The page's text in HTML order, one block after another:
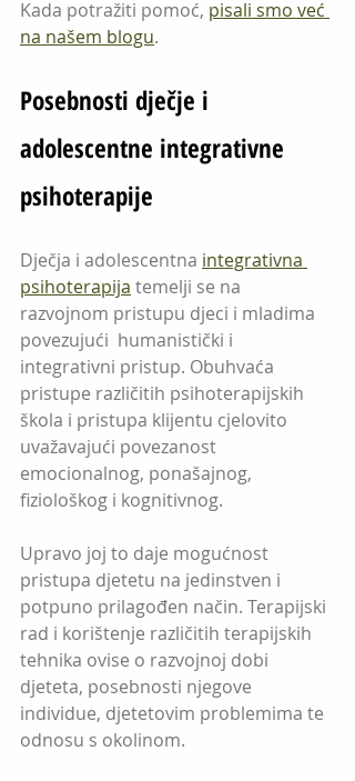
Kada potražiti pomoć, pisali smo već
na našem blogu.
Posebnosti dječje i
adolescentne integrativne
psihoterapije
Dječja i adolescentna integrativna
psihoterapija temelji se na
razvojnom pristupu djeci i mladima
povezujući  humanistički i
integrativni pristup. Obuhvaća
pristupe različitih psihoterapijskih
škola i pristupa klijentu cjelovito
uvažavajući povezanost
emocionalnog, ponašajnog,
fiziološkog i kognitivnog.
Upravo joj to daje mogućnost
pristupa djetetu na jedinstven i
potpuno prilagođen način. Terapijski
rad i korištenje različitih terapijskih
tehnika ovise o razvojnoj dobi
djeteta, posebnosti njegove
individue, djetetovim problemima te
odnosu s okolinom.